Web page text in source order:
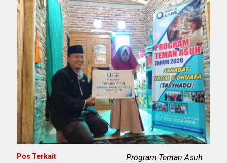
Program Teman Asuh
Pos Terkait